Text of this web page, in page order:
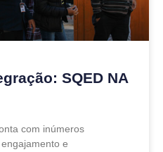
SQED NA
com inúmeros
e